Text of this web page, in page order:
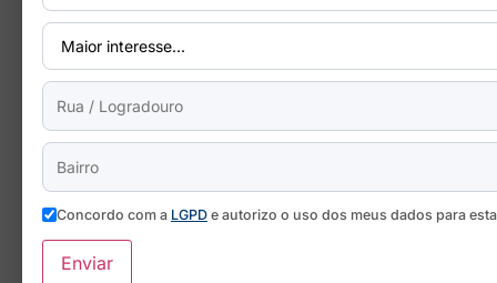
Concordo com a LGPD e autorizo o uso dos meus dados para
Enviar